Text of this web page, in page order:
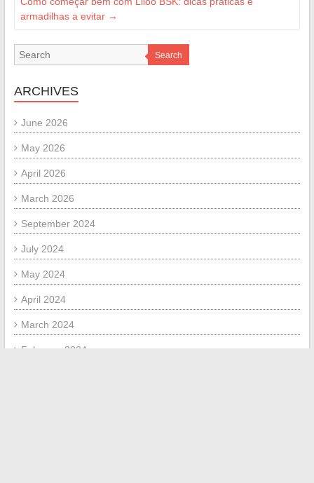
armadilhas a evitar →
Search
ARCHIVES
June 2026
May 2026
April 2026
March 2026
September 2024
July 2024
May 2024
April 2024
March 2024
February 2024